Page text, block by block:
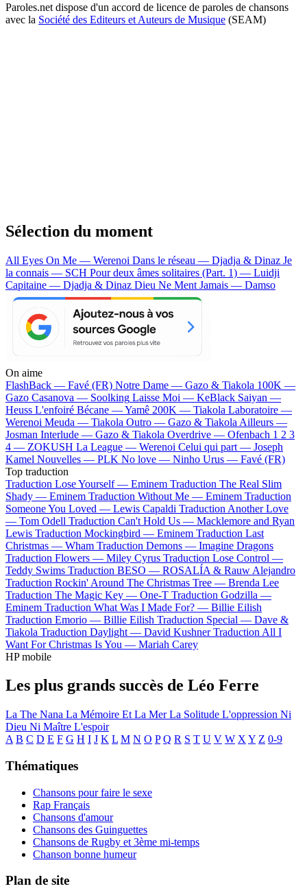
Paroles.net dispose d'un accord de licence de paroles de chansons
avec la Société des Editeurs et Auteurs de Musique (SEAM)
Sélection du moment
All Eyes On Me — Werenoi Dans le réseau — Djadja & Dinaz Je
la connais — SCH Pour deux âmes solitaires (Part. 1) — Luidji
Capitaine — Djadja & Dinaz Dieu Ne Ment Jamais — Damso
On aime
FlashBack — Favé (FR) Notre Dame — Gazo & Tiakola 100K —
Gazo Casanova — Soolking Laisse Moi — KeBlack Saiyan —
Heuss L'enfoiré Bécane —Yamê 200K — Tiakola Laboratoire —
Werenoi Meuda — Tiakola Outro — Gazo & Tiakola Ailleurs —
Josman Interlude — Gazo & Tiakola Overdrive — Ofenbach 1 2 3
4 — ZOKUSH La League — Werenoi Celui qui part — Joseph
Kamel Nouvelles — PLK No love — Ninho Urus — Favé (FR)
Top traduction
Traduction Lose Yourself — Eminem Traduction The Real Slim
Shady — Eminem Traduction Without Me — Eminem Traduction
Someone You Loved — Lewis Capaldi Traduction Another Love
— Tom Odell Traduction Can't Hold Us — Macklemore and Ryan
Lewis Traduction Mockingbird — Eminem Traduction Last
Christmas — Wham Traduction Demons — Imagine Dragons
Traduction Flowers — Miley Cyrus Traduction Lose Control —
Teddy Swims Traduction BESO — ROSALÍA & Rauw Alejandro
Traduction Rockin' Around The Christmas Tree — Brenda Lee
Traduction The Magic Key — One-T Traduction Godzilla —
Eminem Traduction What Was I Made For? — Billie Eilish
Traduction Emorio — Billie Eilish Traduction Special — Dave &
Tiakola Traduction Daylight — David Kushner Traduction All I
Want For Christmas Is You — Mariah Carey
HP mobile
Les plus grands succès de Léo Ferre
La The Nana La Mémoire Et La MerLa Solitude L'oppression Ni
Dieu Ni Maître L'espoir
A B C D E F G H I J K L M N O P Q R S T U V W X Y Z 0-9
Thématiques
Chansons pour faire le sexe
Rap Français
Chansons d'amour
Chansons des Guinguettes
Chansons de Rugby et 3ème mi-temps
Chanson bonne humeur
Plan de site